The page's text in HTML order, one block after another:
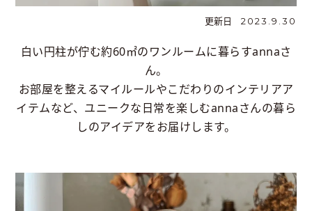
更新日 2023.9.30
白い円柱が佇む約60㎡のワンルームに暮らすannaさ
ん。
お部屋を整えるマイルールやこだわりのインテリアア
イテムなど、ユニークな日常を楽しむannaさんの暮ら
しのアイデアをお届けします。